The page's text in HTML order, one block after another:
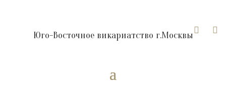
 
Юго-Восточное викариатство г.Москвы